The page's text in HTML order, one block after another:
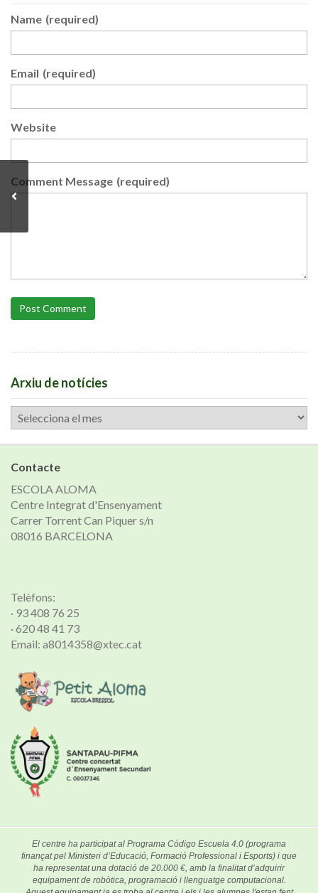
Name (required)
Email (required)
Website
Comment Message (required)
Post Comment
Arxiu de notícies
Arxiu
de
notícies
Contacte
ESCOLA ALOMA
Centre Integrat d'Ensenyament
Carrer Torrent Can Piquer s/n
08016 BARCELONA
Telèfons:
· 93 408 76 25
· 620 48 41 73
Email: a8014358@xtec.cat
El centre ha participat al Programa Código Escuela 4.0 (programa
finançat pel Ministeri d’Educació, Formació Professional i Esports) i que
ha representat una dotació de 20.000 €, amb la finalitat d’adquirir
equipament de robòtica, programació i llenguatge computacional.